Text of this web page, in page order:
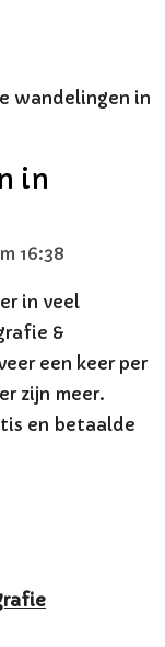
wandelingen in
in
16:38
in veel
&
een keer per
zijn meer.
en betaalde